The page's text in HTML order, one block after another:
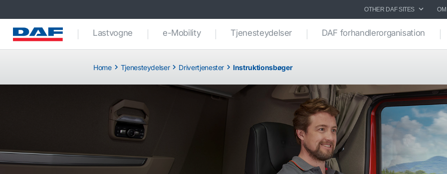
OTHER DAF SITES
Lastvogne e-Mobility Tjenesteydelser DAF forhandlerorganisation
Home Tjenesteydelser Drivertjenester Instruktionsbøger